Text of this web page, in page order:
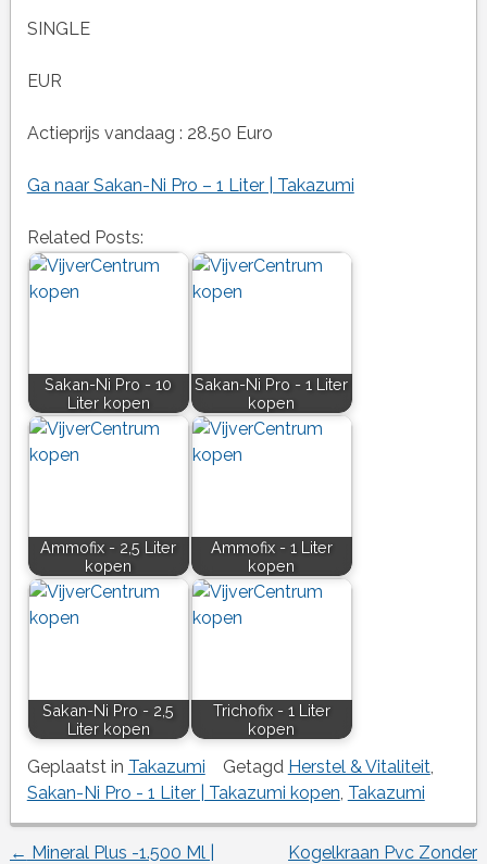
SINGLE
EUR
Actieprijs vandaag : 28.50 Euro
Ga naar Sakan-Ni Pro – 1 Liter | Takazumi
Related Posts:
Sakan-Ni Pro - 10
Liter kopen
Sakan-Ni Pro - 1 Liter
kopen
Ammofix - 2,5 Liter
kopen
Ammofix - 1 Liter
kopen
Sakan-Ni Pro - 2,5
Liter kopen
Trichofix - 1 Liter
kopen
Geplaatst in Takazumi Getagd Herstel & Vitaliteit,
Sakan-Ni Pro - 1 Liter | Takazumi kopen Takazumi
← Mineral Plus -1.500 Ml |
Kogelkraan Pvc Zonder